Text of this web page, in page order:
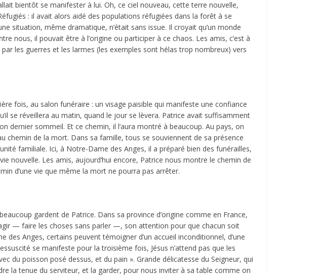
bientôt se manifester à lui. Oh, ce ciel nouveau, cette terre nouvelle,
: il avait alors aidé des populations réfugiées dans la forêt à se
situation, même dramatique, n’était sans issue. Il croyait qu’un monde
nous, il pouvait être à l’origine ou participer à ce chaos. Les amis, c’est à
les guerres et les larmes (les exemples sont hélas trop nombreux) vers
fois, au salon funéraire : un visage paisible qui manifeste une confiance
se réveillera au matin, quand le jour se lèvera. Patrice avait suffisamment
dernier sommeil. Et ce chemin, il l’aura montré à beaucoup. Au pays, on
de la mort. Dans sa famille, tous se souviennent de sa présence
familiale. Ici, à Notre-Dame des Anges, il a préparé bien des funérailles,
nouvelle. Les amis, aujourd’hui encore, Patrice nous montre le chemin de
d’une vie que même la mort ne pourra pas arrêter.
gardent de Patrice. Dans sa province d’origine comme en France,
— faire les choses sans parler —, son attention pour que chacun soit
Anges, certains peuvent témoigner d’un accueil inconditionnel, d’une
se manifeste pour la troisième fois, Jésus n’attend pas que les
du poisson posé dessus, et du pain ». Grande délicatesse du Seigneur, qui
la tenue du serviteur, et la garder, pour nous inviter à sa table comme on